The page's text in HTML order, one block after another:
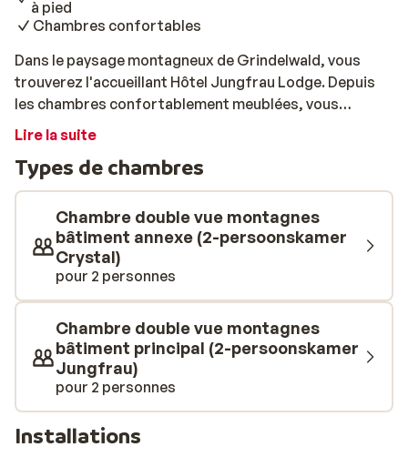
à pied
Chambres confortables
Dans le paysage montagneux de Grindelwald, vous
trouverez l'accueillant Hôtel Jungfrau Lodge. Depuis
les chambres confortablement meublées, vous
disposerez d'une vue magnifique sur l'impressionnante
centre ville et la gare sont accessibles à pied. Le train
vous amènera jusqu'aux remontées mécaniques, afin
que vous puissiez rejoindre les sommets du domaine
skiable. Après une journée active, détendez-vous
autour d'un verre ou d'une collation dans l'un des
restaurants et bars accueillants du centre. Il est
possible que vous séjourniez dans la dépendance
opposée, à l'Hôtel Crystal, à seulement 10 mètres.
L'hôtel Jungfrau Lodge est un établissement de
premier choix pour des vacances aux sports d'hiver
agréables, avec tout le nécessaire à portée de main!
Lire la suite
Types de chambres
Chambre double vue montagnes
bâtiment annexe (2-persoonskamer
Crystal)
pour 2 personnes
Chambre double vue montagnes
bâtiment principal (2-persoonskamer
Jungfrau)
pour 2 personnes
Installations